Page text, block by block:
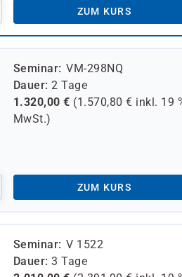
ZUM KURS
Seminar
VM-298NQ
Dauer 2 Tage
1.320,00 € (1.570,80 € inkl. 19
MwSt.)
ZUM KURS
Seminar
V 1522
Dauer 3 Tage